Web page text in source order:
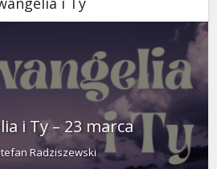
i Ty – 23 marca
Radziszewski